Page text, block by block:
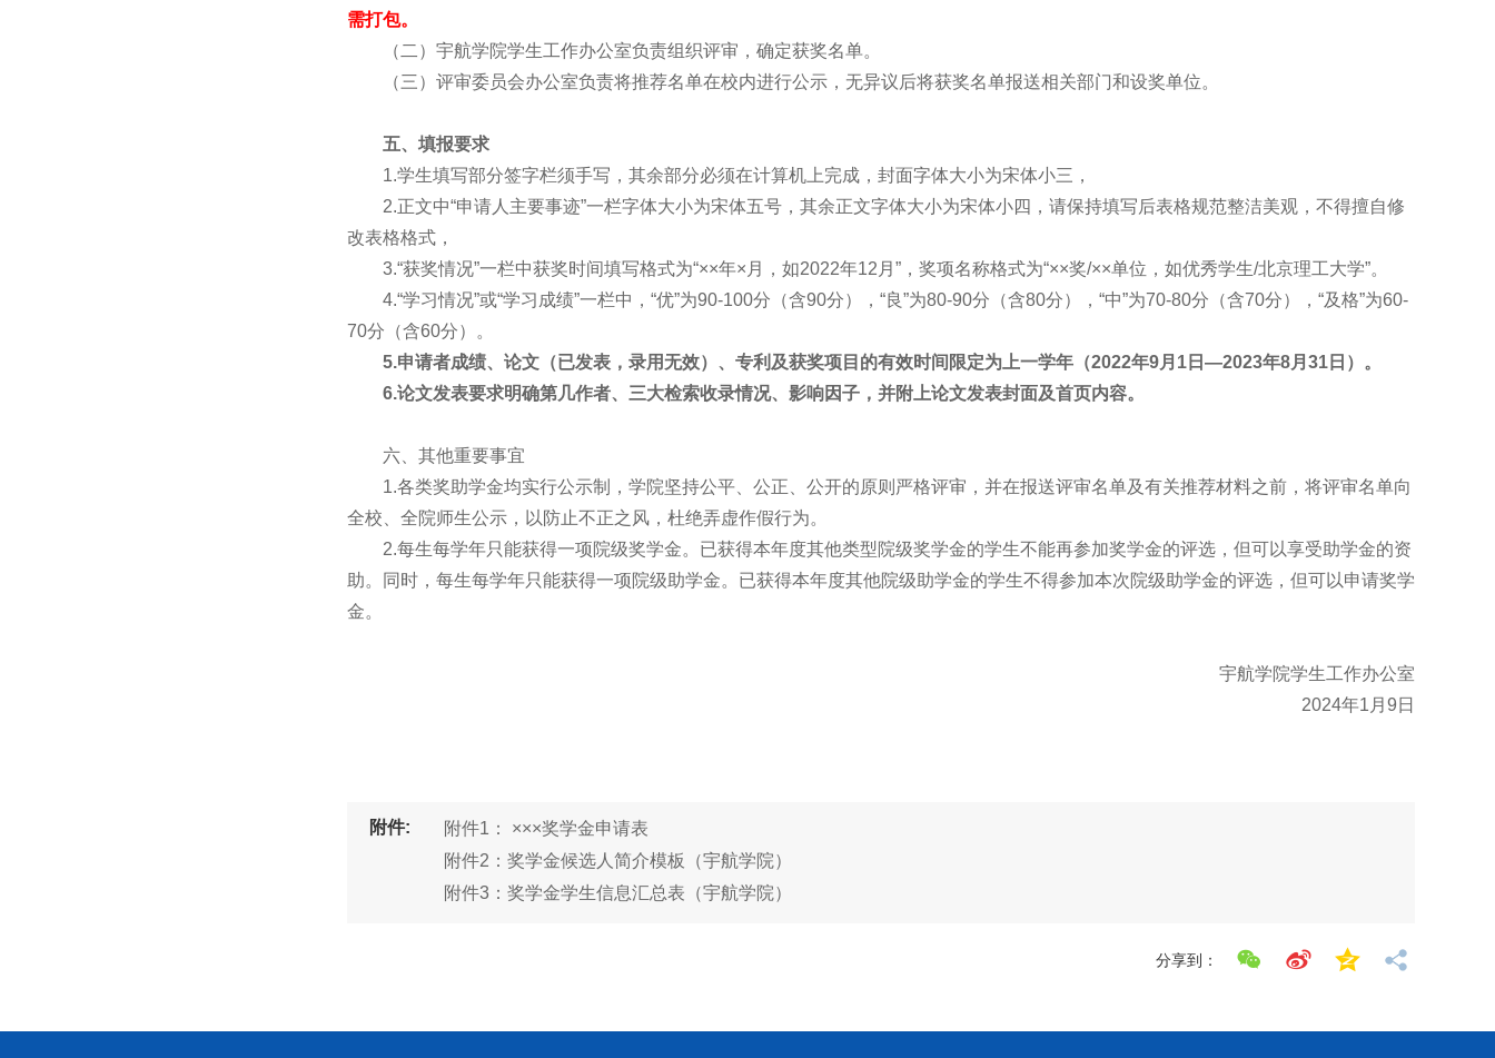
需打包。
（二）宇航学院学生工作办公室负责组织评审，确定获奖名单。
（三）评审委员会办公室负责将推荐名单在校内进行公示，无异议后将获奖名单报送相关部门和设奖单位。
五、填报要求
1.学生填写部分签字栏须手写，其余部分必须在计算机上完成，封面字体大小为宋体小三，
2.正文中“申请人主要事迹”一栏字体大小为宋体五号，其余正文字体大小为宋体小四，请保持填写后表格规范整洁美观，不得擅自修
改表格格式，
3.“获奖情况”一栏中获奖时间填写格式为“××年×月，如2022年12月”，奖项名称格式为“××奖/××单位，如优秀学生/北京理工大学”。
4.“学习情况”或“学习成绩”一栏中，“优”为90-100分（含90分），“良”为80-90分（含80分），“中”为70-80分（含70分），“及格”为60-
70分（含60分）。
5.申请者成绩、论文（已发表，录用无效）、专利及获奖项目的有效时间限定为上一学年（2022年9月1 日—2023年8月31 日）。
6.论文发表要求明确第几作者、三大检索收录情况、影响因子，并附上论文发表封面及首页内容。
六、其他重要事宜
1.各类奖助学金均实行公示制，学院坚持公平、公正、公开的原则严格评审，并在报送评审名单及有关推荐材料之前，将评审名单向
全校、全院师生公示，以防止不正之风，杜绝弄虚作假行为。
2.每生每学年只能获得一项院级奖学金。已获得本年度其他类型院级奖学金的学生不能再参加奖学金的评选，但可以享受助学金的资
助。同时，每生每学年只能获得一项院级助学金。已获得本年度其他院级助学金的学生不得参加本次院级助学金的评选，但可以申请奖学
金。
宇航学院学生工作办公室
2024年1月9日
附件:
附件1： ×××奖学金申请表
附件2：奖学金候选人简介模板（宇航学院）
附件3：奖学金学生信息汇总表（宇航学院）
分享到：